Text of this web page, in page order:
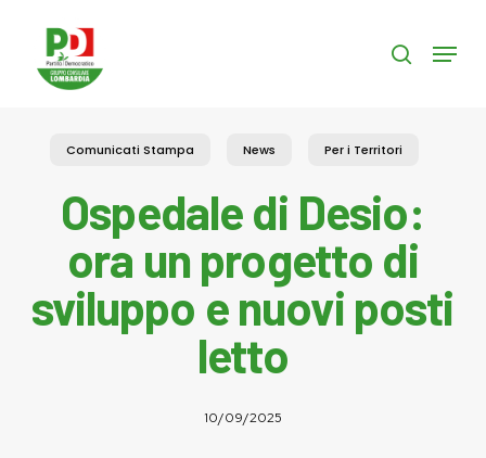
content
search
Menu
Comunicati Stampa News Per i Territori
Ospedale di Desio:
ora un progetto di
sviluppo e nuovi posti
letto
10/09/2025